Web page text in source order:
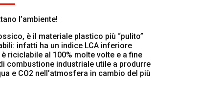
l’ambiente!
è il materiale plastico più “pulito”
infatti ha un indice LCA inferiore
è riciclabile al 100% molte volte e a fine
combustione industriale utile a produrre
e CO2 nell’atmosfera in cambio del più